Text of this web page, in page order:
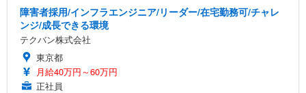
障害者採用/インフラエンジニア/リーダー/在宅勤務可/チャレ
ンジ/成長できる環境
テクバン株式会社
東京都
月給40万円～60万円
正社員